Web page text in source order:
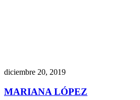
diciembre 20, 2019
MARIANA LÓPEZ